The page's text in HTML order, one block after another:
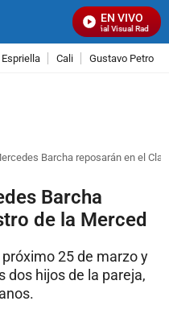
EN VIVO
Señal Visual Radio
Cali Gustavo Petro
Barcha reposarán en el
Barcha
de la Merced
25 de marzo y
dos hijos de la pareja,